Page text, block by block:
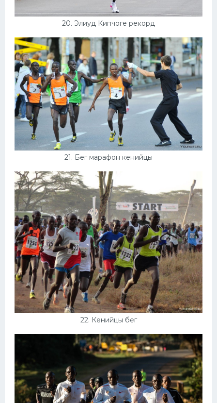
20. Элиуд Кипчоге рекорд
21. Бег марафон кенийцы
22. Кенийцы бег